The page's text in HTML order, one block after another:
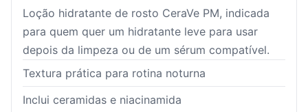
Loção hidratante de rosto CeraVe PM, indicada
para quem quer um hidratante leve para usar
depois da limpeza ou de um sérum compatível.
Textura prática para rotina noturna
Inclui ceramidas e niacinamida